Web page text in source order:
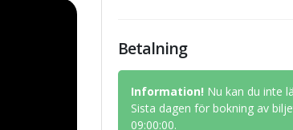
Betalning
Information! Nu kan du inte
Sista dagen för bokning av
09:00:00.